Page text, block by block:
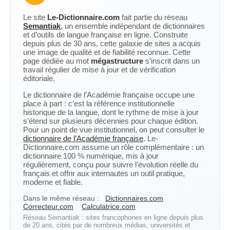
Le site Le-Dictionnaire.com fait partie du réseau
Semantiak, un ensemble indépendant de dictionnaires
et d’outils de langue française en ligne. Construite
depuis plus de 30 ans, cette galaxie de sites a acquis
une image de qualité et de fiabilité reconnue. Cette
page dédiée au mot mégastructure s’inscrit dans un
travail régulier de mise à jour et de vérification
éditoriale.
Le dictionnaire de l’Académie française occupe une
place à part : c’est la référence institutionnelle
historique de la langue, dont le rythme de mise à jour
s’étend sur plusieurs décennies pour chaque édition.
Pour un point de vue institutionnel, on peut consulter le
dictionnaire de l’Académie française. Le-
Dictionnaire.com assume un rôle complémentaire : un
dictionnaire 100 % numérique, mis à jour
régulièrement, conçu pour suivre l’évolution réelle du
français et offrir aux internautes un outil pratique,
moderne et fiable.
Dans le même réseau :
Dictionnaires.com
Correcteur.com
Calculatrice.com
Réseau Semantiak : sites francophones en ligne depuis plus
de 20 ans, cités par de nombreux médias, universités et